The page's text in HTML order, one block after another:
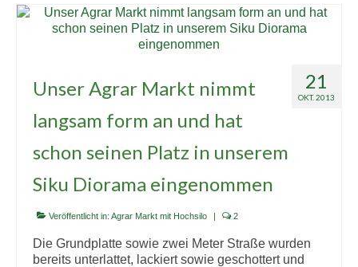
21
OKT. 2013
Unser Agrar Markt nimmt
langsam form an und hat
schon seinen Platz in unserem
Siku Diorama eingenommen
Veröffentlicht in: Agrar Markt mit Hochsilo | 2
Die Grundplatte sowie zwei Meter Straße wurden
bereits unterlattet, lackiert sowie geschottert und